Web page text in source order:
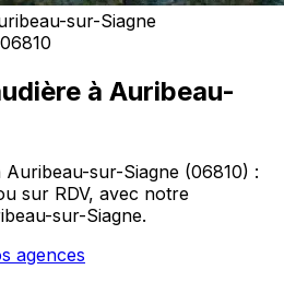
sur-Siagne
à Auribeau-
sur-Siagne (06810) :
sur RDV, avec notre
sur-Siagne.
agences